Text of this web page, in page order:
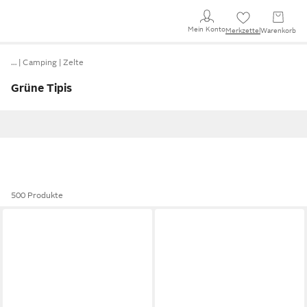
Mein KontoMerkzettel Warenkorb
… Camping Zelte
Grüne Tipis
500 Produkte